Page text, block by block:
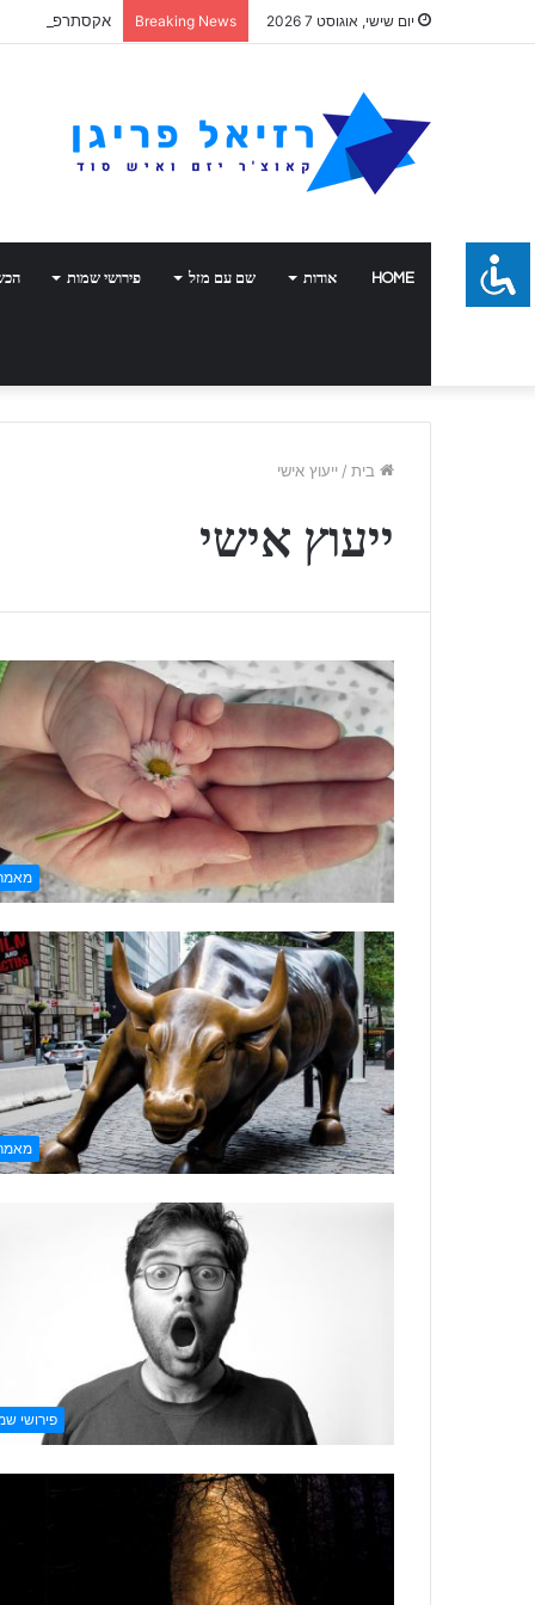
יום שישי, אוגוסט 7 2026 Breaking News אקסתרפיה
HOME אודות שם עם מזל פירושי שמות
בית / ייעוץ אישי
ייעוץ אישי
פירושי